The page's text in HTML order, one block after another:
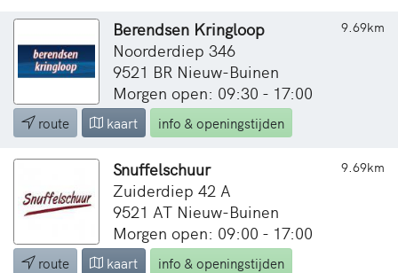
9.69km
Berendsen Kringloop
Noorderdiep 346
9521 BR Nieuw-Buinen
Morgen open: 09:30 - 17:00
route kaart info & openingstijden
9.69km
Snuffelschuur
Zuiderdiep 42 A
9521 AT Nieuw-Buinen
Morgen open: 09:00 - 17:00
route kaart info & openingstijden